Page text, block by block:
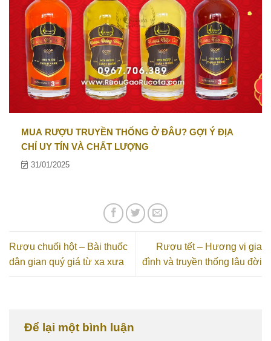
MUA RƯỢU TRUYỀN THỐNG Ở ĐÂU? GỢI Ý ĐỊA
CHỈ UY TÍN VÀ CHẤT LƯỢNG
31/01/2025
Rượu chuối hột – Bài thuốc
dân gian quý giá từ xa xưa
Rượu tết – Hương vị gia
đình và truyền thống lâu đời
Để lại một bình luận